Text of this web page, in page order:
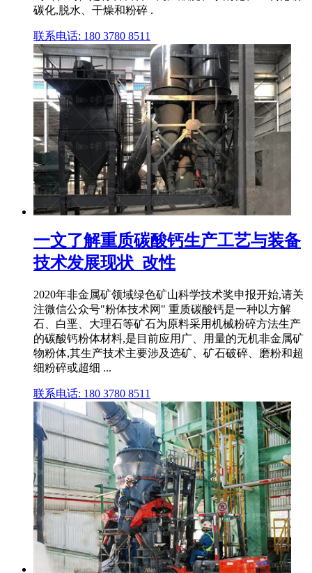
碳化,脱水、干燥和粉碎 .
联系电话: 180 3780 8511
一文了解重质碳酸钙生产工艺与装备
技术发展现状_改性
2020年非金属矿领域绿色矿山科学技术奖申报开始,请关
注微信公众号"粉体技术网" 重质碳酸钙是一种以方解
石、白垩、大理石等矿石为原料采用机械粉碎方法生产
的碳酸钙粉体材料,是目前应用广、用量的无机非金属矿
物粉体,其生产技术主要涉及选矿、矿石破碎、磨粉和超
细粉碎或超细 ...
联系电话: 180 3780 8511